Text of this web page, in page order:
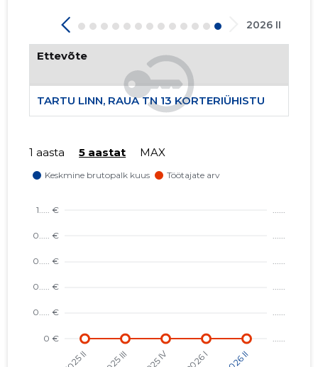
2026 II
Ettevõte
TARTU LINN, RAUA TN 13 KORTERIÜHISTU
1 aasta 5 aastat MAX